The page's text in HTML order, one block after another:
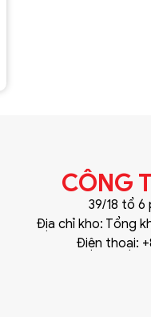
CÔNG
39/18 tổ 6
Địa chỉ kho: Tổng
Điện thoại: